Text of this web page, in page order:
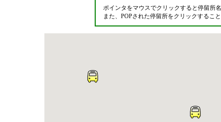
ポインタをマウスでクリックすると停留所
また、POPされた停留所をクリックするこ